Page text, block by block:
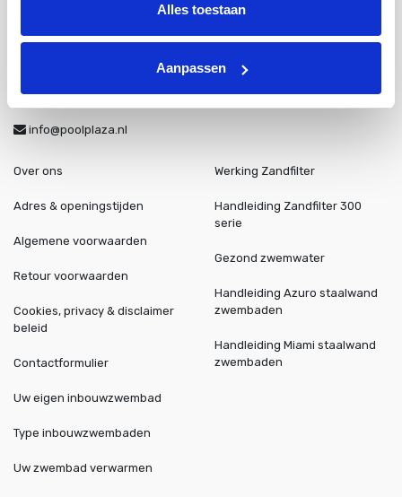
Alles toestaan
Aanpassen
Bad Bentheim 48455
+31 85 773 9900
info@poolplaza.nl
Over ons
Adres & openingstijden
Algemene voorwaarden
Retour voorwaarden
Cookies, privacy & disclaimer
beleid
Contactformulier
Werking Zandfilter
Handleiding Zandfilter 300
serie
Gezond zwemwater
Handleiding Azuro staalwand
zwembaden
Handleiding Miami staalwand
zwembaden
Uw eigen inbouwzwembad
Type inbouwzwembaden
Uw zwembad verwarmen